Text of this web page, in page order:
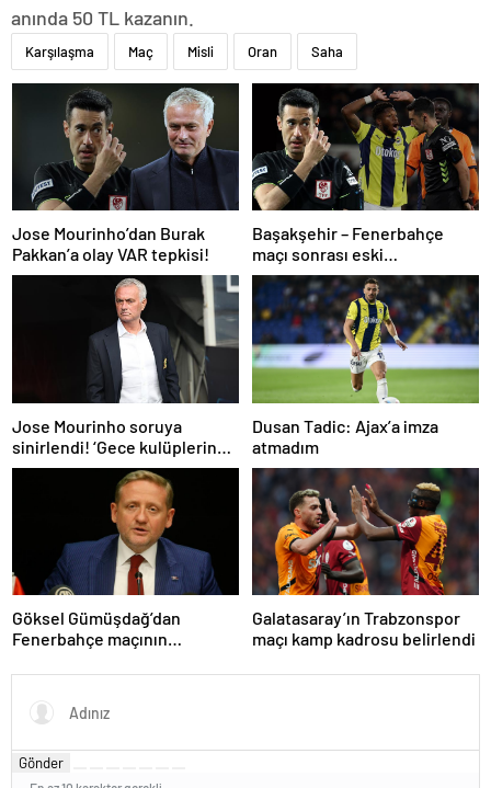
anında 50 TL kazanın.
Karşılaşma Maç Misli Oran Saha
Jose Mourinho’dan Burak
Pakkan’a olay VAR tepkisi!
Başakşehir – Fenerbahçe
maçı sonrası eski
hakemlerden penaltı ve gol
iptali çıkışı! ‘2 kırmızı kartı
atladı’
Jose Mourinho soruya
sinirlendi! ‘Gece kulüplerine
gidip keyif alıyorum’
Dusan Tadic: Ajax’a imza
atmadım
Göksel Gümüşdağ’dan
Fenerbahçe maçının
Galatasaray’ın Trabzonspor
maçı kamp kadrosu belirlendi
Gönder